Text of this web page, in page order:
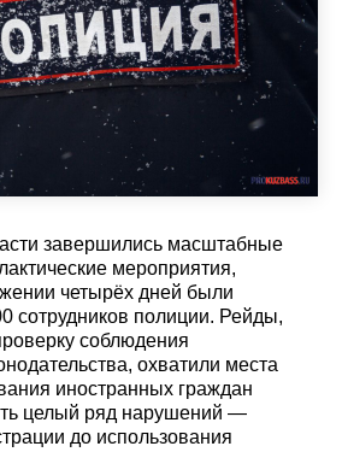
завершились масштабные
мероприятия,
четырёх дней были
сотрудников полиции. Рейды,
соблюдения
охватили места
иностранных граждан
целый ряд нарушений —
до использования